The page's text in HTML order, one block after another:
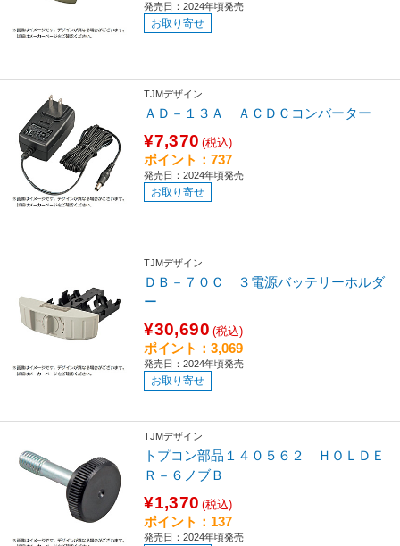
発売日：2024年頃発売
お取り寄せ
TJMデザイン
ＡＤ－１３Ａ ＡＣＤＣコンバーター
¥7,370 (税込)
ポイント：737
発売日：2024年頃発売
お取り寄せ
TJMデザイン
ＤＢ－７０Ｃ ３電源バッテリーホルダ
ー
¥30,690 (税込)
ポイント：3,069
発売日：2024年頃発売
お取り寄せ
TJMデザイン
トプコン部品１４０５６２ ＨＯＬＤＥ
Ｒ－６ノブＢ
¥1,370 (税込)
ポイント：137
発売日：2024年頃発売